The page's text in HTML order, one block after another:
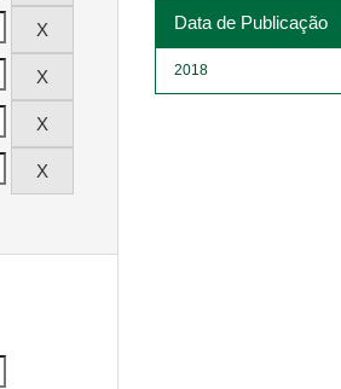
Data de Publicação
2018